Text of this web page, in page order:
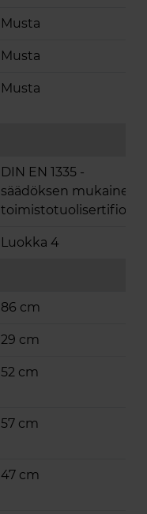
Musta
Musta
Musta
DIN EN 1335 -
säädöksen mukainen
toimistotuolisertifiointi
Luokka 4
86 cm
29 cm
52 cm
57 cm
47 cm